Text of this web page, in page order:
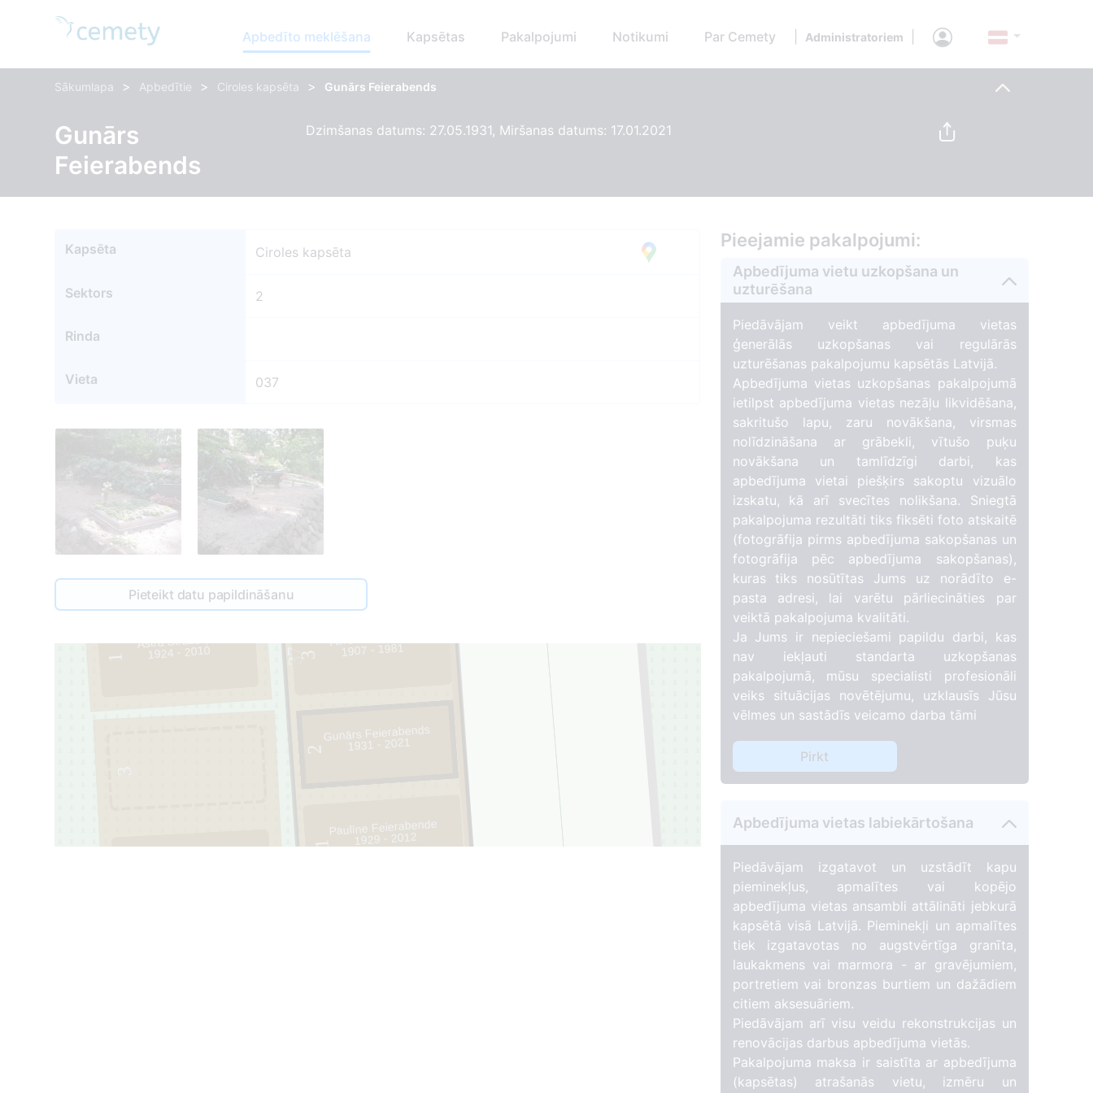
Apbedīto meklēšana Kapsētas Pakalpojumi Notikumi Par Cemety Administratoriem
Sākumlapa > Apbedītie > Ciroles kapsēta > Gunārs Feierabends
Gunārs
Feierabends
Dzimšanas datums: 27.05.1931, Miršanas datums: 17.01.2021
Kapsēta Ciroles kapsēta
Sektors 2
Rinda
Vieta 037
Pieteikt datu papildināšanu
37
61
1
2
3
1
3
Paulīne Feierabende
1929 - 2012
Gunārs Feierabends
1931 - 2021
Alfrēds Krastiņš
1907 - 1981
Astra Strazdiņa
1924 - 2010
Pieejamie pakalpojumi:
Apbedījuma vietu uzkopšana un
uzturēšana
Piedāvājam veikt apbedījuma vietas
ģenerālās uzkopšanas vai regulārās
uzturēšanas pakalpojumu kapsētās Latvijā.
Apbedījuma vietas uzkopšanas pakalpojumā
ietilpst apbedījuma vietas nezāļu likvidēšana,
sakritušo lapu, zaru novākšana, virsmas
nolīdzināšana ar grābekli, vītušo puķu
novākšana un tamlīdzīgi darbi, kas
apbedījuma vietai piešķirs sakoptu vizuālo
izskatu, kā arī svecītes nolikšana. Sniegtā
pakalpojuma rezultāti tiks fiksēti foto atskaitē
(fotogrāfija pirms apbedījuma sakopšanas un
fotogrāfija pēc apbedījuma sakopšanas),
kuras tiks nosūtītas Jums uz norādīto e-
pasta adresi, lai varētu pārliecināties par
veiktā pakalpojuma kvalitāti.
Ja Jums ir nepieciešami papildu darbi, kas
nav iekļauti standarta uzkopšanas
pakalpojumā, mūsu specialisti profesionāli
veiks situācijas novētējumu, uzklausīs Jūsu
vēlmes un sastādīs veicamo darba tāmi
Pirkt
Apbedījuma vietas labiekārtošana
Piedāvājam izgatavot un uzstādīt kapu
pieminekļus, apmalītes vai kopējo
apbedījuma vietas ansambli attālināti jebkurā
kapsētā visā Latvijā. Pieminekļi un apmalītes
tiek izgatavotas no augstvērtīga granīta,
laukakmens vai marmora - ar gravējumiem,
portretiem vai bronzas burtiem un dažādiem
citiem aksesuāriem.
Piedāvājam arī visu veidu rekonstrukcijas un
renovācijas darbus apbedījuma vietās.
Pakalpojuma maksa ir saistīta ar apbedījuma
(kapsētas) atrašanās vietu, izmēru un